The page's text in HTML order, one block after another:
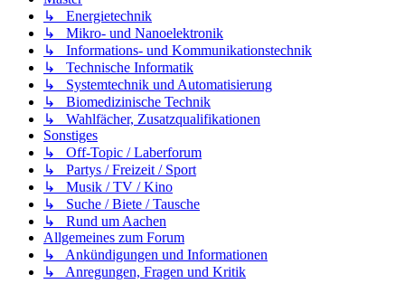
↳ Energietechnik
↳ Mikro- und Nanoelektronik
↳ Informations- und Kommunikationstechnik
↳ Technische Informatik
↳ Systemtechnik und Automatisierung
↳ Biomedizinische Technik
↳ Wahlfächer, Zusatzqualifikationen
Sonstiges
↳ Off-Topic / Laberforum
↳ Partys / Freizeit / Sport
↳ Musik / TV / Kino
↳ Suche / Biete / Tausche
↳ Rund um Aachen
Allgemeines zum Forum
↳ Ankündigungen und Informationen
↳ Anregungen, Fragen und Kritik